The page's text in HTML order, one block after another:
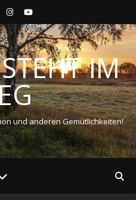
IM
und anderen Gemütlichkeiten!